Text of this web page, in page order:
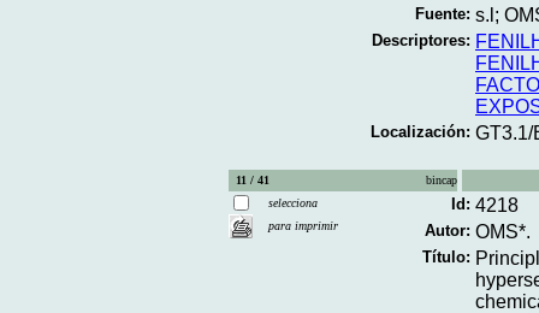
Fuente: s.l;
Descriptores:
Localización: GT3.1/
11 / 41
bincap
selecciona
para imprimir
Id: 4218
Autor: OMS*.
Título: